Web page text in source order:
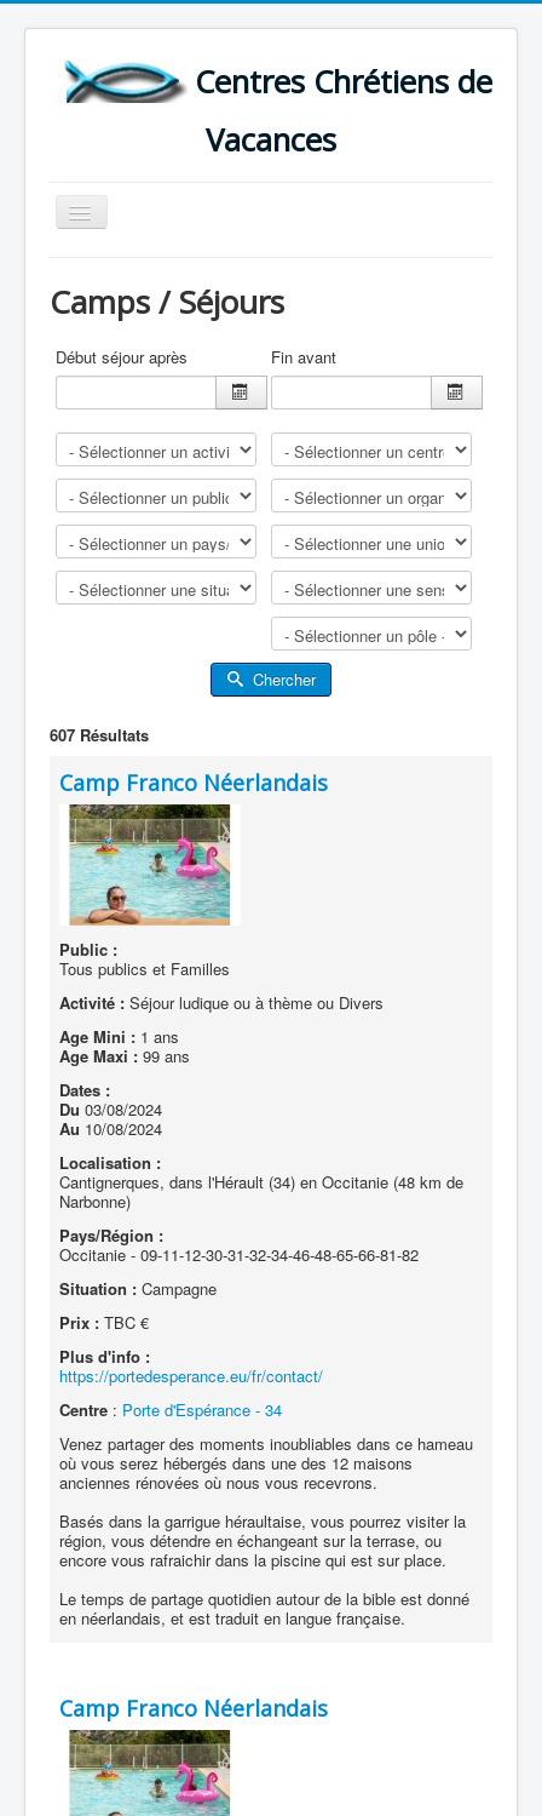
Centres Chrétiens de
Vacances
Basculer
la
CARTE DES CENTRES DE VACANCES .
LISTE DES SEJOURS DE VACANCES 2026
Camps / Séjours
Début séjour après Fin avant
Chercher
607 Résultats
Camp Franco Néerlandais
Public :
Tous publics et Familles
Activité : Séjour ludique ou à thème ou Divers
Age Mini : 1 ans
Age Maxi : 99 ans
Dates :
Du 03/08/2024
Au 10/08/2024
Localisation :
Cantignerques, dans l'Hérault (34) en Occitanie (48 km de
Narbonne)
Pays/Région :
Occitanie - 09-11-12-30-31-32-34-46-48-65-66-81-82
Situation : Campagne
Prix : TBC €
Plus d'info :
https://portedesperance.eu/fr/contact/
Centre : Porte d'Espérance - 34
Venez partager des moments inoubliables dans ce hameau
où vous serez hébergés dans une des 12 maisons
anciennes rénovées où nous vous recevrons.
Basés dans la garrigue héraultaise, vous pourrez visiter la
région, vous détendre en échangeant sur la terrase, ou
encore vous rafraichir dans la piscine qui est sur place.
Le temps de partage quotidien autour de la bible est donné
en néerlandais, et est traduit en langue française.
Camp Franco Néerlandais